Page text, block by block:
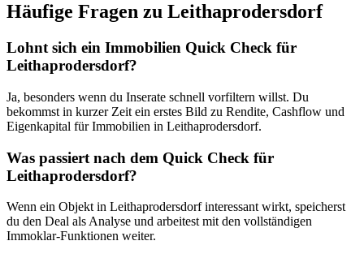
Häufige Fragen zu Leithaprodersdorf
Lohnt sich ein Immobilien Quick Check für
Leithaprodersdorf?
Ja, besonders wenn du Inserate schnell vorfiltern willst. Du
bekommst in kurzer Zeit ein erstes Bild zu Rendite, Cashflow und
Eigenkapital für Immobilien in Leithaprodersdorf.
Was passiert nach dem Quick Check für
Leithaprodersdorf?
Wenn ein Objekt in Leithaprodersdorf interessant wirkt, speicherst
du den Deal als Analyse und arbeitest mit den vollständigen
Immoklar-Funktionen weiter.